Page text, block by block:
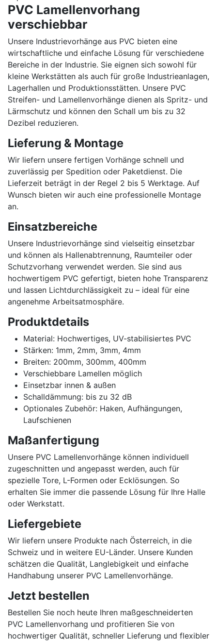
PVC Lamellenvorhang
verschiebbar
Unsere Industrievorhänge aus PVC bieten eine
wirtschaftliche und einfache Lösung für verschiedene
Bereiche in der Industrie. Sie eignen sich sowohl für
kleine Werkstätten als auch für große Industrieanlagen,
Lagerhallen und Produktionsstätten. Unsere PVC
Streifen- und Lamellenvorhänge dienen als Spritz- und
Lärmschutz und können den Schall um bis zu 32
Dezibel reduzieren.
Lieferung & Montage
Wir liefern unsere fertigen Vorhänge schnell und
zuverlässig per Spedition oder Paketdienst. Die
Lieferzeit beträgt in der Regel 2 bis 5 Werktage. Auf
Wunsch bieten wir auch eine professionelle Montage
an.
Einsatzbereiche
Unsere Industrievorhänge sind vielseitig einsetzbar
und können als Hallenabtrennung, Raumteiler oder
Schutzvorhang verwendet werden. Sie sind aus
hochwertigem PVC gefertigt, bieten hohe Transparenz
und lassen Lichtdurchlässigkeit zu – ideal für eine
angenehme Arbeitsatmosphäre.
Produktdetails
Material: Hochwertiges, UV-stabilisiertes PVC
Stärken: 1mm, 2mm, 3mm, 4mm
Breiten: 200mm, 300mm, 400mm
Verschiebbare Lamellen möglich
Einsetzbar innen & außen
Schalldämmung: bis zu 32 dB
Optionales Zubehör: Haken, Aufhängungen,
Laufschienen
Maßanfertigung
Unsere PVC Lamellenvorhänge können individuell
zugeschnitten und angepasst werden, auch für
spezielle Tore, L-Formen oder Ecklösungen. So
erhalten Sie immer die passende Lösung für Ihre Halle
oder Werkstatt.
Liefergebiete
Wir liefern unsere Produkte nach Österreich, in die
Schweiz und in weitere EU-Länder. Unsere Kunden
schätzen die Qualität, Langlebigkeit und einfache
Handhabung unserer PVC Lamellenvorhänge.
Jetzt bestellen
Bestellen Sie noch heute Ihren maßgeschneiderten
PVC Lamellenvorhang und profitieren Sie von
hochwertiger Qualität, schneller Lieferung und flexibler